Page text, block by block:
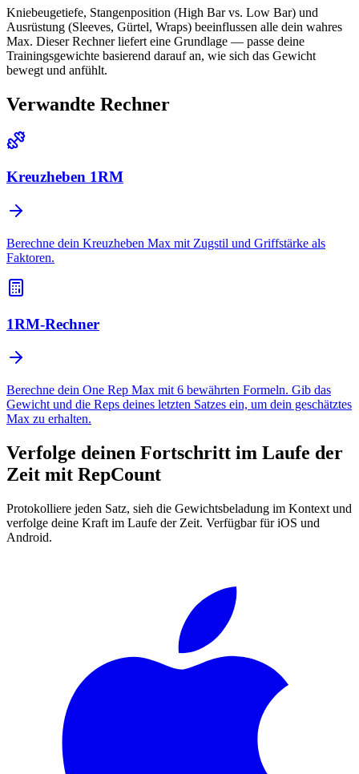
Kniebeugetiefe, Stangenposition (High Bar vs. Low Bar) und
Ausrüstung (Sleeves, Gürtel, Wraps) beeinflussen alle dein wahres
Max. Dieser Rechner liefert eine Grundlage — passe deine
Trainingsgewichte basierend darauf an, wie sich das Gewicht
bewegt und anfühlt.
Verwandte Rechner
Kreuzheben 1RM
Berechne dein Kreuzheben Max mit Zugstil und Griffstärke als
Faktoren.
1RM-Rechner
Berechne dein One Rep Max mit 6 bewährten Formeln. Gib das
Gewicht und die Reps deines letzten Satzes ein, um dein geschätztes
Max zu erhalten.
Verfolge deinen Fortschritt im Laufe der
Zeit mit RepCount
Protokolliere jeden Satz, sieh die Gewichtsbeladung im Kontext und
verfolge deine Kraft im Laufe der Zeit. Verfügbar für iOS und
Android.